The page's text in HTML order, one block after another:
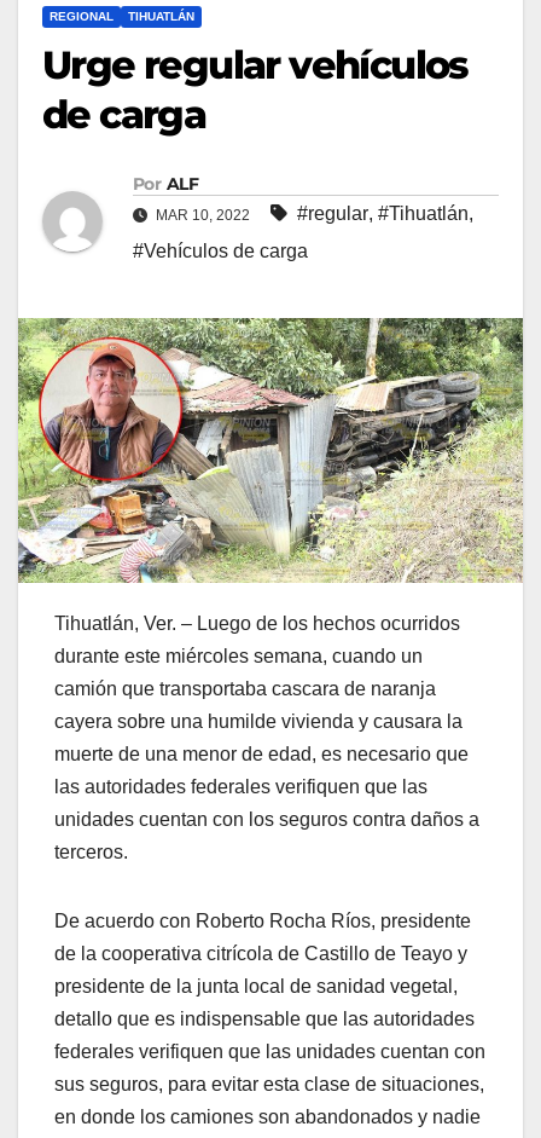
REGIONAL TIHUATLÁN
Urge regular vehículos
de carga
Por ALF
MAR 10, 2022 #regular, #Tihuatlán,
#Vehículos de carga
Tihuatlán, Ver. – Luego de los hechos ocurridos
durante este miércoles semana, cuando un
camión que transportaba cascara de naranja
cayera sobre una humilde vivienda y causara la
muerte de una menor de edad, es necesario que
las autoridades federales verifiquen que las
unidades cuentan con los seguros contra daños a
terceros.
De acuerdo con Roberto Rocha Ríos, presidente
de la cooperativa citrícola de Castillo de Teayo y
presidente de la junta local de sanidad vegetal,
detallo que es indispensable que las autoridades
federales verifiquen que las unidades cuentan con
sus seguros, para evitar esta clase de situaciones,
en donde los camiones son abandonados y nadie